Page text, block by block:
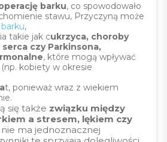
barku, co spowodowało
stawu, Przyczyną może
,
takie jak cukrzyca, choroby
czy Parkinsona,
, które mogą wpływać
kobiety w okresie
t, ponieważ wraz z wiekiem
się także związku między
a stresem, lękiem czy
nie ma jednoznacznej